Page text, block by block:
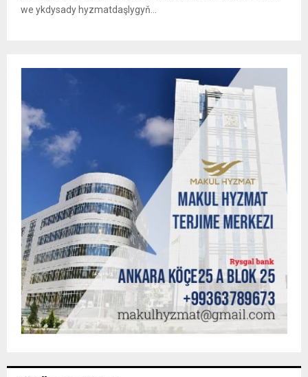
we ykdysady hyzmatdaşlygyň...